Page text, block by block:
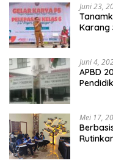
Juni 23,
Karang
Juni 4,
APBD
Mei 17,